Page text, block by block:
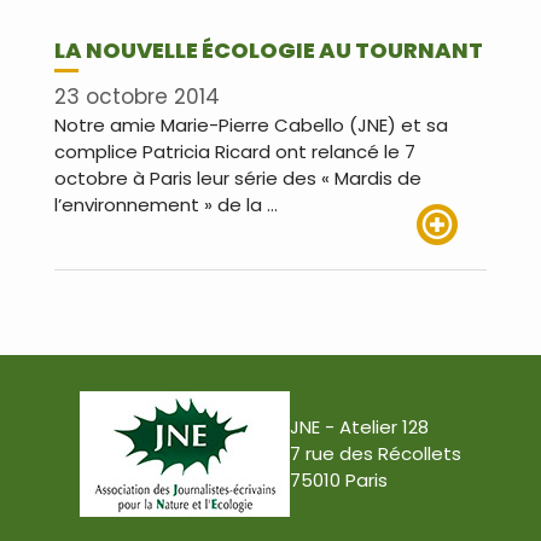
LA NOUVELLE ÉCOLOGIE AU TOURNANT
23 octobre 2014
Notre amie Marie-Pierre Cabello (JNE) et sa
complice Patricia Ricard ont relancé le 7
octobre à Paris leur série des « Mardis de
l’environnement » de la …
JNE - Atelier 128
7 rue des Récollets
75010 Paris